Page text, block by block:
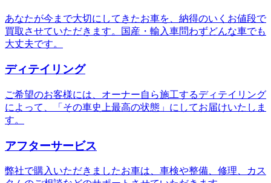
あなたが今まで大切にしてきたお車を、納得のいくお値段で
買取させていただきます。国産・輸入車問わずどんな車でも
大丈夫です。
ディテイリング
ご希望のお客様には、オーナー自ら施工するディテイリング
によって、「その車史上最高の状態」にしてお届けいたしま
す。
アフターサービス
弊社で購入いただきましたお車は、車検や整備、修理、カス